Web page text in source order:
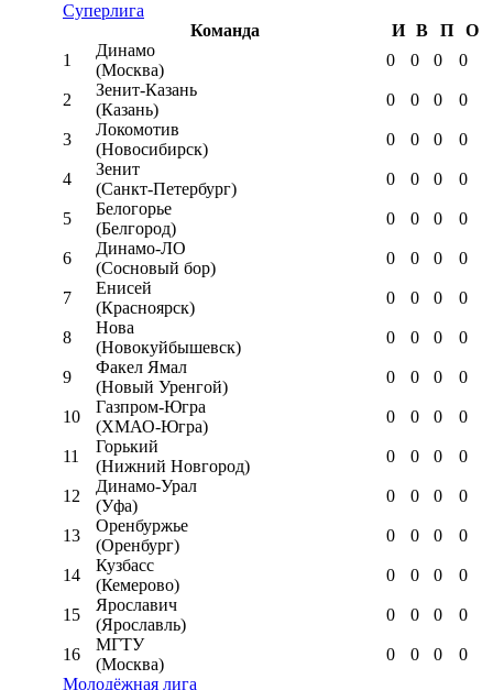
Суперлига
Команда
И В П
О
1
Динамо
(Москва)
0 0 0 0
2
Зенит-Казань
(Казань)
0 0 0 0
3
Локомотив
(Новосибирск)
0 0 0 0
4
Зенит
(Санкт-Петербург)
0 0 0 0
5
Белогорье
(Белгород)
0 0 0 0
6
Динамо-ЛО
(Сосновый бор)
0 0 0 0
7
Енисей
(Красноярск)
0 0 0 0
8
Нова
(Новокуйбышевск)
0 0 0 0
9
Факел Ямал
(Новый Уренгой)
0 0 0 0
10
Газпром-Югра
(ХМАО-Югра)
0 0 0 0
11
Горький
(Нижний Новгород)
0 0 0 0
12
Динамо-Урал
(Уфа)
0 0 0 0
13
Оренбуржье
(Оренбург)
0 0 0 0
14
Кузбасс
(Кемерово)
0 0 0 0
15
Ярославич
(Ярославль)
0 0 0 0
16
МГТУ
(Москва)
0 0 0
0
Молодёжная лига